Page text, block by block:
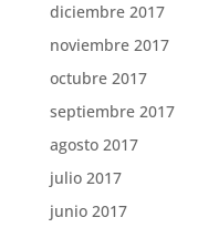
diciembre 2017
noviembre 2017
octubre 2017
septiembre 2017
agosto 2017
julio 2017
junio 2017